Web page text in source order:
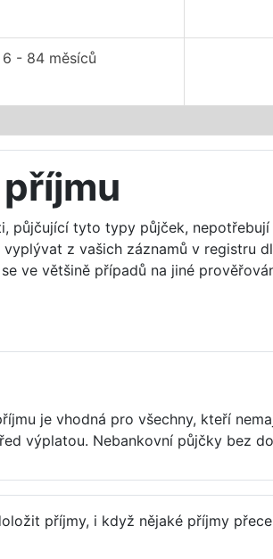
6 - 84 měsíců
půjčující tyto typy půjček,
z vašich záznamů v registru
ve většině případů na jiné
je vhodná pro všechny, kteří
výplatou. Nebankovní půjčky bez
příjmy, i když nějaké příjmy